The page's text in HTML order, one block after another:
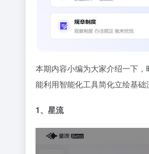
本期内容小编为大家介绍一下
能利用智能化工具简化立绘基础
1、星流